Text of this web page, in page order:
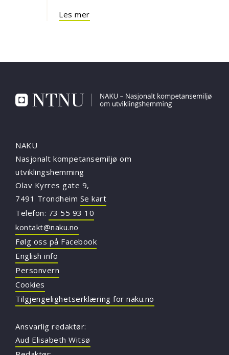
Les mer
NAKU
Nasjonalt kompetansemiljø om
utviklingshemming
Olav Kyrres gate 9,
7491 Trondheim Se kart
Telefon: 73 55 93 10
kontakt@naku.no
Følg oss på Facebook
English info
Personvern
Cookies
Tilgjengelighetserklæring for naku.no
Ansvarlig redaktør:
Aud Elisabeth Witsø